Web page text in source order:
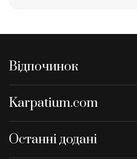
Відпочинок
Karpatium.com
Останні додані